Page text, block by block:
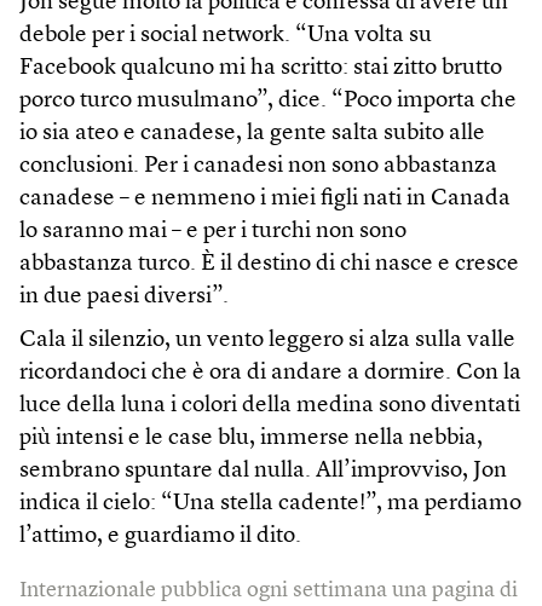
debole per i social network. “Una volta su
Facebook qualcuno mi ha scritto: stai zitto brutto
porco turco musulmano”, dice. “Poco importa che
io sia ateo e canadese, la gente salta subito alle
conclusioni. Per i canadesi non sono abbastanza
canadese – e nemmeno i miei figli nati in Canada
lo saranno mai – e per i turchi non sono
abbastanza turco. È il destino di chi nasce e cresce
in due paesi diversi”.
Cala il silenzio, un vento leggero si alza sulla valle
ricordandoci che è ora di andare a dormire. Con la
luce della luna i colori della medina sono diventati
più intensi e le case blu, immerse nella nebbia,
sembrano spuntare dal nulla. All’improvviso, Jon
indica il cielo: “Una stella cadente!”, ma perdiamo
l’attimo, e guardiamo il dito.
Internazionale pubblica ogni settimana una pagina di